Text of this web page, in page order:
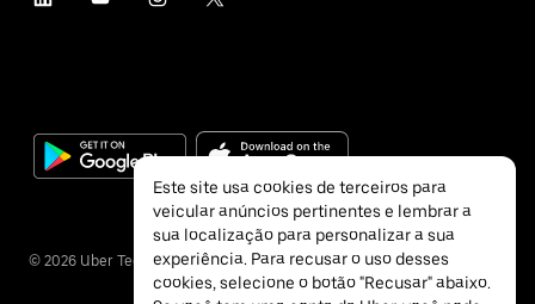
© 2026 Uber Technologies Inc.
Este site usa cookies de terceiros para
veicular anúncios pertinentes e lembrar a
sua localização para personalizar a sua
experiência. Para recusar o uso desses
cookies, selecione o botão "Recusar" abaixo.